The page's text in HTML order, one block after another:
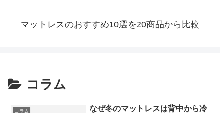
マットレスのおすすめ10選を20商品から比較
コラム
コラム
なぜ冬のマットレスは背中から冷